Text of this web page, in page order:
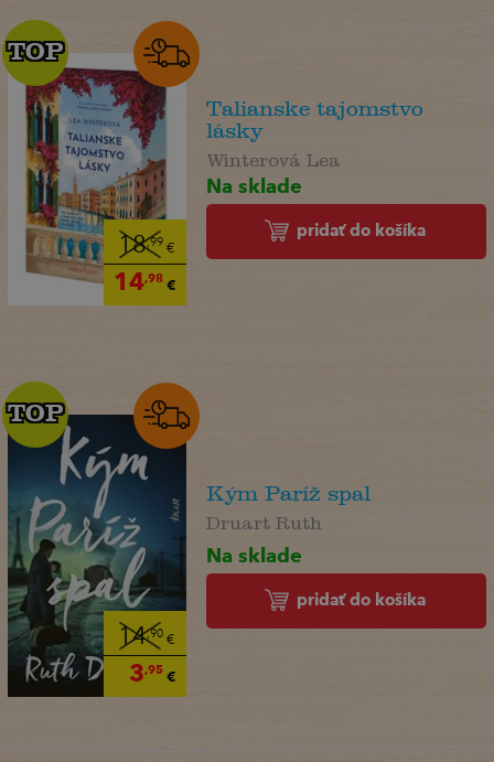
18,99 €
14,98€
TOP
TOP
Talianske tajomstvo
lásky
Winterová Lea
Na sklade
pridať do košíka
14,90€
3,95€
TOP
TOP
Kým Paríž spal
Druart Ruth
Na sklade
pridať do košíka